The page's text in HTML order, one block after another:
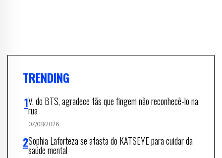
TRENDING
V, do BTS, agradece fãs que fingem não reconhecê-lo na
rua
07/08/2026
Sophia Laforteza se afasta do KATSEYE para cuidar da
saúde mental